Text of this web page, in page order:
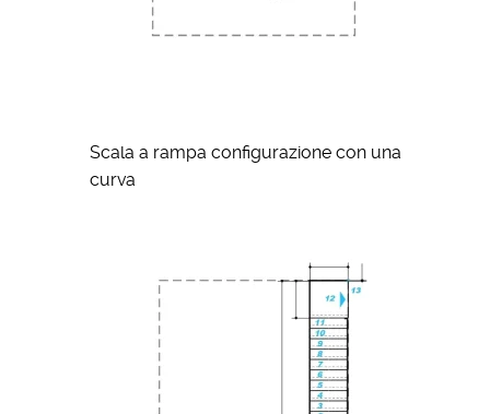
Scala a rampa configurazione con una
curva